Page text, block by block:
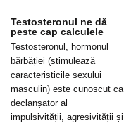
Testosteronul ne dă
peste cap calculele
Testosteronul, hormonul
bărbăției (stimulează
caracteristicile sexului
masculin) este cunoscut ca
declanșator al
impulsivității, agresivității și